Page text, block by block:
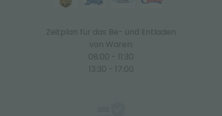
Zeitplan für das Be- und Entladen
von Waren:
08:00 - 11:30
13:30 - 17:00